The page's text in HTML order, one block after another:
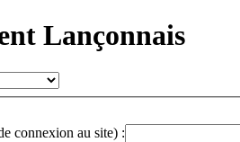
Lançonnais
connexion au site) :